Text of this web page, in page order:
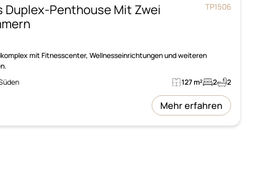
Duplex-Penthouse Mit Zwei
TP1506
mit Fitnesscenter, Wellnesseinrichtungen und weiteren
127 m² 2 2
Mehr erfahren